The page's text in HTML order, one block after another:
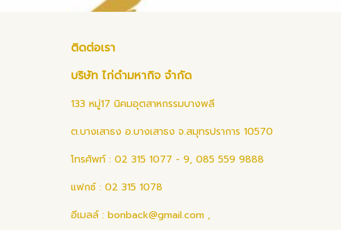
ติดต่อเรา
บริษัท ไก่ดำมหากิจ จำกัด
133 หมู่17 นิคมอุตสาหกรรมบางพลี
ต.บางเสาธง อ.บางเสาธง จ.สมุทรปราการ 10570
โทรศัพท์ : 02 315 1077 - 9, 085 559 9888
แฟกซ์ : 02 315 1078
อีเมลล์ : bonback@gmail.com ,